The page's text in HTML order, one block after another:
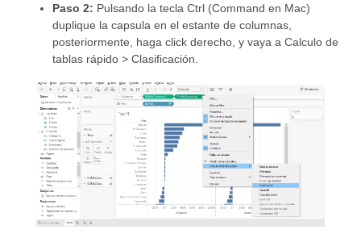
Paso 2: Pulsando la tecla Ctrl (Command en Mac)
duplique la capsula en el estante de columnas,
posteriormente, haga click derecho, y vaya a Calculo de
tablas rápido > Clasificación.